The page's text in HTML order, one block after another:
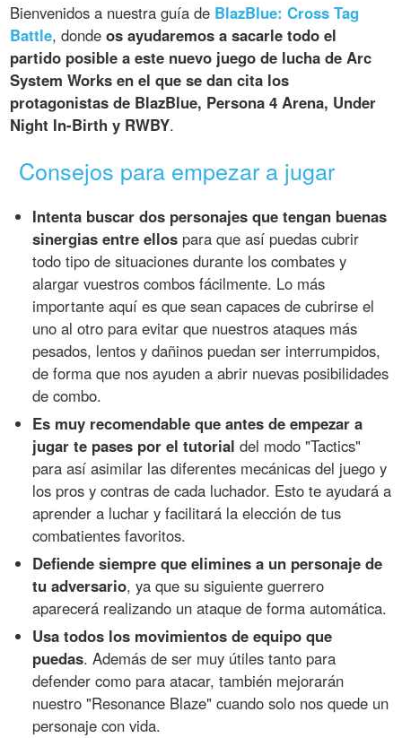
Bienvenidos a nuestra guía de BlazBlue: Cross Tag
Battle, dondeos ayudaremos a sacarle todo el
partido posible a este nuevo juego de lucha de Arc
System Works en el que se dan cita los
protagonistas de BlazBlue, Persona 4 Arena, Under
Night In-Birth y RWBY.
Consejos para empezar a jugar
Intenta buscar dos personajes que tengan buenas
sinergias entre ellos para que así puedas cubrir
todo tipo de situaciones durante los combates y
alargar vuestros combos fácilmente. Lo más
importante aquí es que sean capaces de cubrirse el
uno al otro para evitar que nuestros ataques más
pesados, lentos y dañinos puedan ser interrumpidos,
de forma que nos ayuden a abrir nuevas posibilidades
de combo.
Es muy recomendable que antes de empezar a
jugar te pases por el tutorial del modo "Tactics"
para así asimilar las diferentes mecánicas del juego y
los pros y contras de cada luchador. Esto te ayudará a
aprender a luchar y facilitará la elección de tus
combatientes favoritos.
Defiende siempre que elimines a un personaje de
tu adversario, ya que su siguiente guerrero
aparecerá realizando un ataque de forma automática.
Usa todos los movimientos de equipo que
puedas. Además de ser muy útiles tanto para
defender como para atacar, también mejorarán
nuestro "Resonance Blaze" cuando solo nos quede un
personaje con vida.